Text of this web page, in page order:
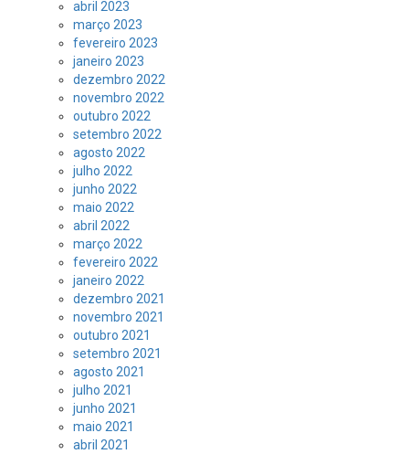
abril 2023
março 2023
fevereiro 2023
janeiro 2023
dezembro 2022
novembro 2022
outubro 2022
setembro 2022
agosto 2022
julho 2022
junho 2022
maio 2022
abril 2022
março 2022
fevereiro 2022
janeiro 2022
dezembro 2021
novembro 2021
outubro 2021
setembro 2021
agosto 2021
julho 2021
junho 2021
maio 2021
abril 2021